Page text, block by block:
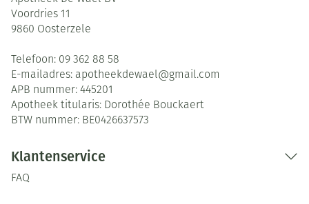
Voordries 11
9860 Oosterzele
Telefoon: 09 362 88 58
E-mailadres: apotheekdewael@gmail.com
APB nummer: 445201
Apotheek titularis: Dorothée Bouckaert
BTW nummer: BE0426637573
Klantenservice
FAQ